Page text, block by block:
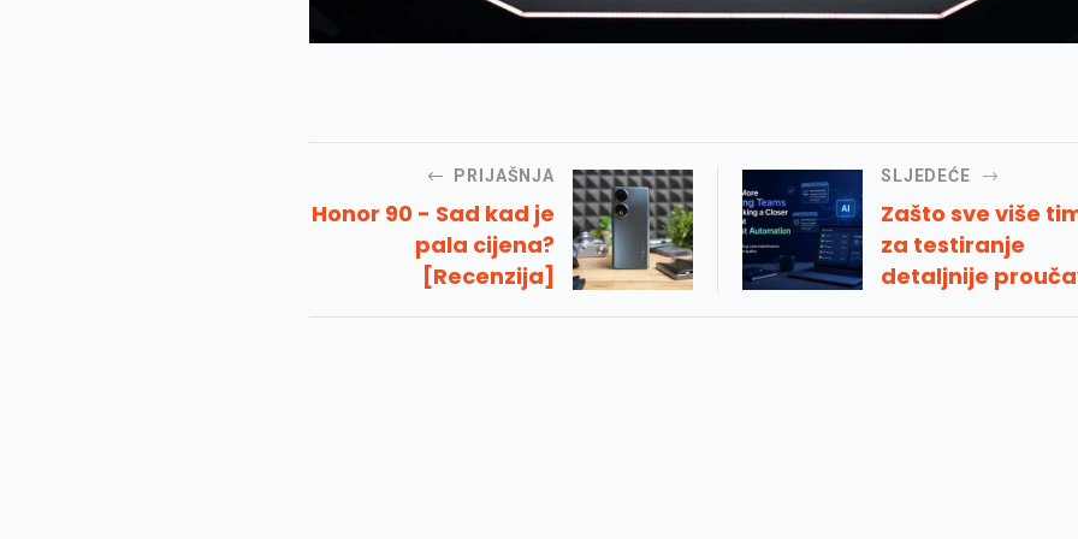
PRIJAŠNJA
Honor 90 - Sad kad je
pala cijena?
[Recenzija]
SLJEDEĆE
Zašto sve više
za testiranje
detaljnije